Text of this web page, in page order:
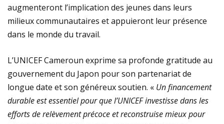
augmenteront l’implication des jeunes dans leurs
milieux communautaires et appuieront leur présence
dans le monde du travail.
L’UNICEF Cameroun exprime sa profonde gratitude au
gouvernement du Japon pour son partenariat de
longue date et son généreux soutien. « Un financement
durable est essentiel pour que l’UNICEF investisse dans les
efforts de relèvement précoce et reconstruise mieux pour